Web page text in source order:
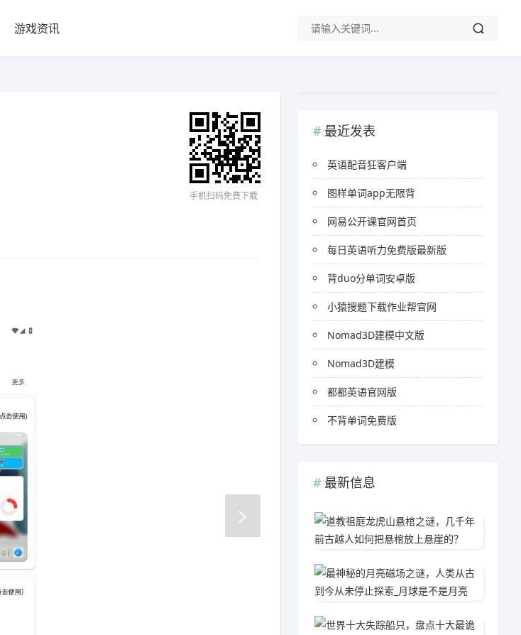
游戏资讯
手机扫码免费下载
最近发表
英语配音狂客户端
图样单词app无限背
网易公开课官网首页
每日英语听力免费版最新版
背duo分单词安卓版
小猿搜题下载作业帮官网
Nomad3D建模中文版
Nomad3D建模
都都英语官网版
不背单词免费版
最新信息